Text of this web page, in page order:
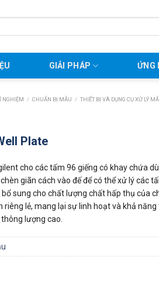
GIẢI PHÁP ỨNG
NGHIỆM / CHUẨN BỊ MẪU / THIẾT BỊ VÀ DỤNG CỤ XỬ LÝ
Plate
cho các tấm 96 giếng có khay chứa
giãn cách vào đế để có thể xử lý các
sung cho chất lượng chất hấp thụ của
riêng lẻ, mang lại sự linh hoạt và khả
lượng cao.